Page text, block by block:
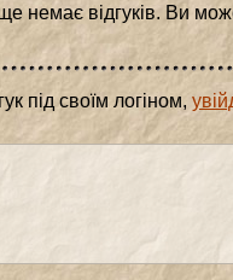
немає відгуків. Ви
під своїм логіном,